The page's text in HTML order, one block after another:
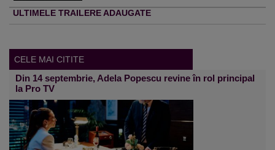
ULTIMELE TRAILERE ADAUGATE
CELE MAI CITITE
Din 14 septembrie, Adela Popescu revine în rol principal
la Pro TV